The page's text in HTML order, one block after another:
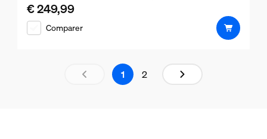
Le prix actuel est € 249,99
€ 249,99
Comparer
Page de résultats 1 sur 2
1 2